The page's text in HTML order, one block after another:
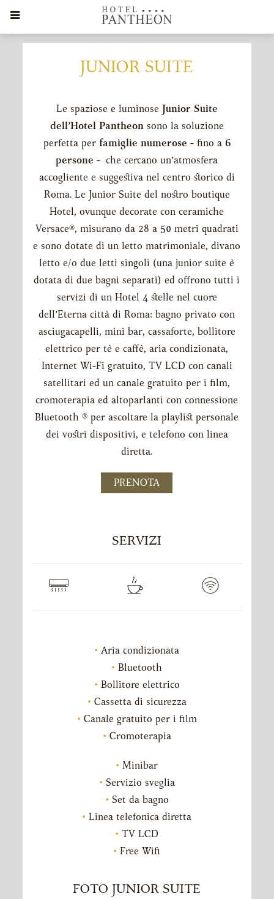
JUNIOR SUITE
CONTENT
BLOCKS
Le spaziose e luminose Junior Suite
dell’Hotel Pantheonsono la soluzione
perfetta per famiglie numerose - fino a 6
persone - che cercano un’atmosfera
accogliente e suggestiva nel centro storico di
Roma. Le Junior Suite del nostro boutique
Hotel, ovunque decorate con ceramiche
Versace®, misurano da 28 a 50 metri quadrati
e sono dotate di un letto matrimoniale, divano
letto e/o due letti singoli (una junior suite è
dotata di due bagni separati) ed offrono tutti i
servizi di un Hotel 4 stelle nel cuore
dell’Eterna città di Roma: bagno privato con
asciugacapelli, mini bar, cassaforte, bollitore
elettrico per tè e caffè, aria condizionata,
Internet Wi-Fi gratuito, TV LCD con canali
satellitari ed un canale gratuito per i film,
cromoterapia ed altoparlanti con connessione
Bluetooth ® per ascoltare la playlist personale
dei vostri dispositivi, e telefono con linea
diretta.
PRENOTA
SERVIZI
Aria condizionata
Bluetooth
Bollitore elettrico
Cassetta di sicurezza
Canale gratuito per i film
Cromoterapia
Minibar
Servizio sveglia
Set da bagno
Linea telefonica diretta
TV LCD
Free Wifi
FOTO JUNIOR SUITE